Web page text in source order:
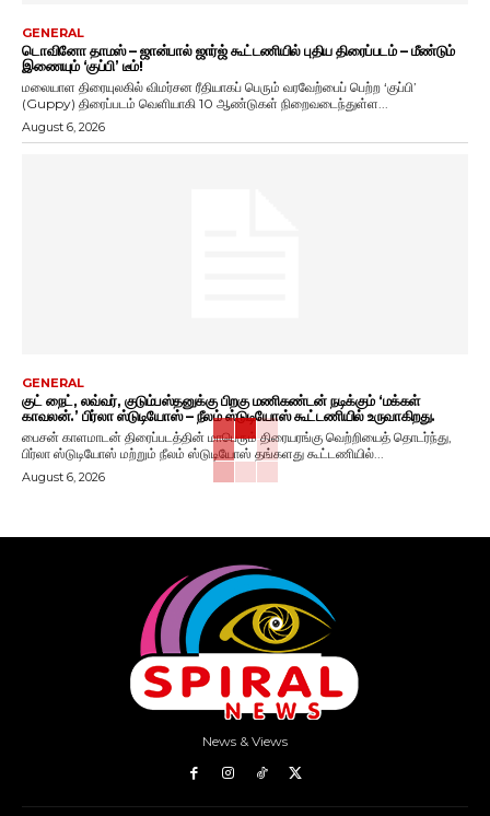
GENERAL
டொவினோ தாமஸ் – ஜான்பால் ஜார்ஜ் கூட்டணியில் புதிய திரைப்படம் – மீண்டும்
இணையும் ‘குப்பி’ டீம்!
மலையாள திரையுலகில் விமர்சன ரீதியாகப் பெரும் வரவேற்பைப் பெற்ற ‘குப்பி’
(Guppy) திரைப்படம் வெளியாகி 10 ஆண்டுகள் நிறைவடைந்துள்ள...
August 6, 2026
GENERAL
குட் நைட், லவ்வர், குடும்பஸ்தனுக்கு பிறகு மணிகண்டன் நடிக்கும் ‘மக்கள்
காவலன்.’ பிர்லா ஸ்டுடியோஸ் – நீலம் ஸ்டுடியோஸ் கூட்டணியில் உருவாகிறது.
பைசன் காளமாடன் திரைப்படத்தின் மாபெரும் திரையரங்கு வெற்றியைத் தொடர்ந்து,
பிர்லா ஸ்டுடியோஸ் மற்றும் நீலம் ஸ்டுடியோஸ் தங்களது கூட்டணியில்...
August 6, 2026
News & Views